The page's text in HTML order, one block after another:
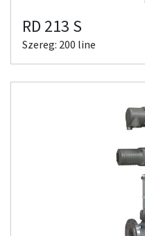
RD 213 S
Szereg: 200 line